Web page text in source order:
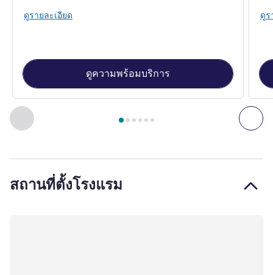
ก่อนหน้า - ห้องพัก ถั
หน้า1 , ห้องพัก 1 : ห้องคลาสสิก 1 เตียงคิงไซส์ , ห้องพัก
ดูรายละเอียด
ดูความพร้อมบริการ
ดูร
สถานที่ตั้งโรงแรม